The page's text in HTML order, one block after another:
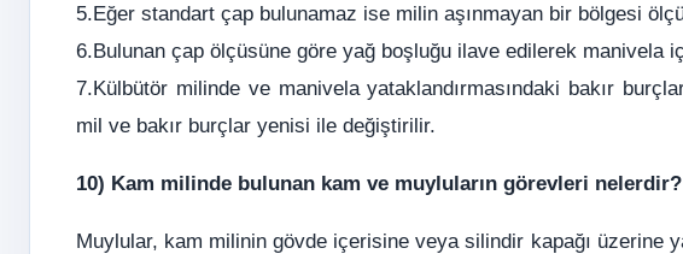
5.Eğer standart çap bulunamaz ise milin aşınmayan bir bölgesi
6.Bulunan çap ölçüsüne göre yağ boşluğu ilave edilerek manivela
7.Külbütör milinde ve manivela yataklandırmasındaki bakır
mil ve bakır burçlar yenisi ile değiştirilir.
10) Kam milinde bulunan kam ve muyluların görevleri nelerdir?
Muylular, kam milinin gövde içerisine veya silindir kapağı üzerine